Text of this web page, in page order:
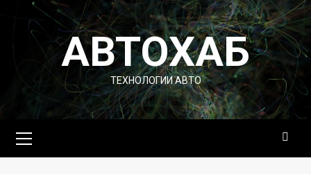
Перейти
содержимомуАВТОХАБ
ТЕХНОЛОГИИ АВТО
меню